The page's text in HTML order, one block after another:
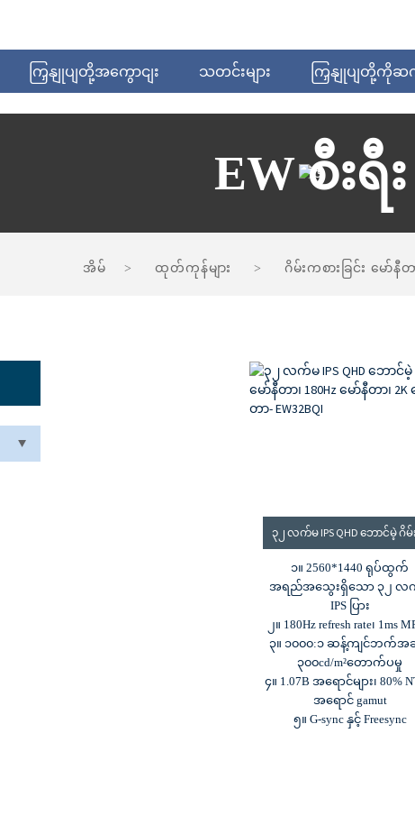
ကြှနျုပျတို့အကွောငျး သတင်းများ ကြှနျုပျတို့ကိုဆ
EW စီးရီး
အိမ် ထုတ်ကုန်များ ဂိမ်းကစားခြင်း မော်နီ
၁။ 2560*1440 ရုပ်ထွက်
အရည်အသွေးရှိသော ၃၂ လ
IPS ပြား
၂။ 180Hz refresh rate၊ 1ms
၃။ ၁၀၀၀:၁ ဆန့်ကျင်ဘက်အခ
၃၀၀cd/m²တောက်ပမှု
၄။ 1.07B အရောင်များ၊ 80%
အရောင် gamut
၅။ G-sync နှင့် Freesync